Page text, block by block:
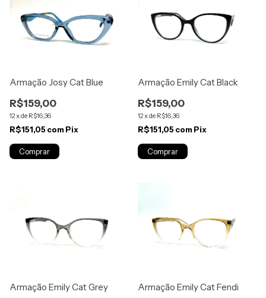
Armação Josy Cat Blue
R$159,00
12xde R$16,36
R$151,05 com Pix
Armação Emily Cat Black
R$159,00
12xde R$16,36
R$151,05 com Pix
Armação Emily Cat Grey Armação Emily Cat Fendi